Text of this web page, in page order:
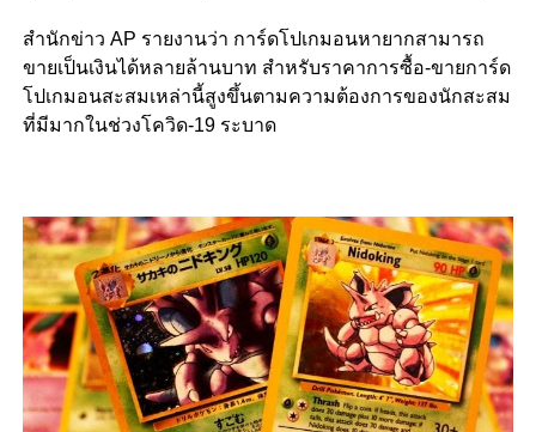
สำนักข่าว AP รายงานว่า การ์ดโปเกมอนหายากสามารถ
ขายเป็นเงินได้หลายล้านบาท สำหรับราคาการซื้อ-ขายการ์ด
โปเกมอนสะสมเหล่านี้สูงขึ้นตามความต้องการของนักสะสม
ที่มีมากในช่วงโควิด-19 ระบาด